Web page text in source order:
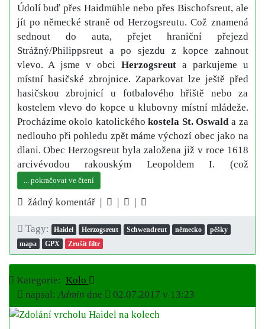
Údolí buď přes Haidmühle nebo přes Bischofsreut, ale
jít po německé straně od Herzogsreutu. Což znamená
sednout do auta, přejet hraniční přejezd
Strážný/Philippsreut a po sjezdu z kopce zahnout
vlevo. A jsme v obci Herzogsreuta parkujeme u
místní hasičské zbrojnice. Zaparkovat lze ještě před
hasičskou zbrojnicí u fotbalového hřiště nebo za
kostelem vlevo do kopce u klubovny místní mládeže.
Procházíme okolo katolickéhokostela St. Oswald a za
nedlouho při pohledu zpět máme výchozí obec jako na
dlani. Obec Herzogsreut byla založena již v roce 1618
arcivévodou rakouským Leopoldem I. (což
... pokračovat ve čtení
žádný komentář | | |
Tagy: Haidel Herzogsreut Schwendreut německo
pěšky
mapa
GPX Zrušit filtr
Kategorie: Kolo
napsal:Admin dne 02.07.2017 v 13:23